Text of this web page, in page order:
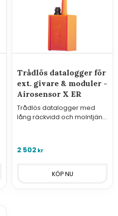
Trådlös datalogger för
ext. givare & moduler -
Airosensor X ER
Trådlös datalogger med
lång räckvidd och molntjänst
och rörelse.
2 502 kr